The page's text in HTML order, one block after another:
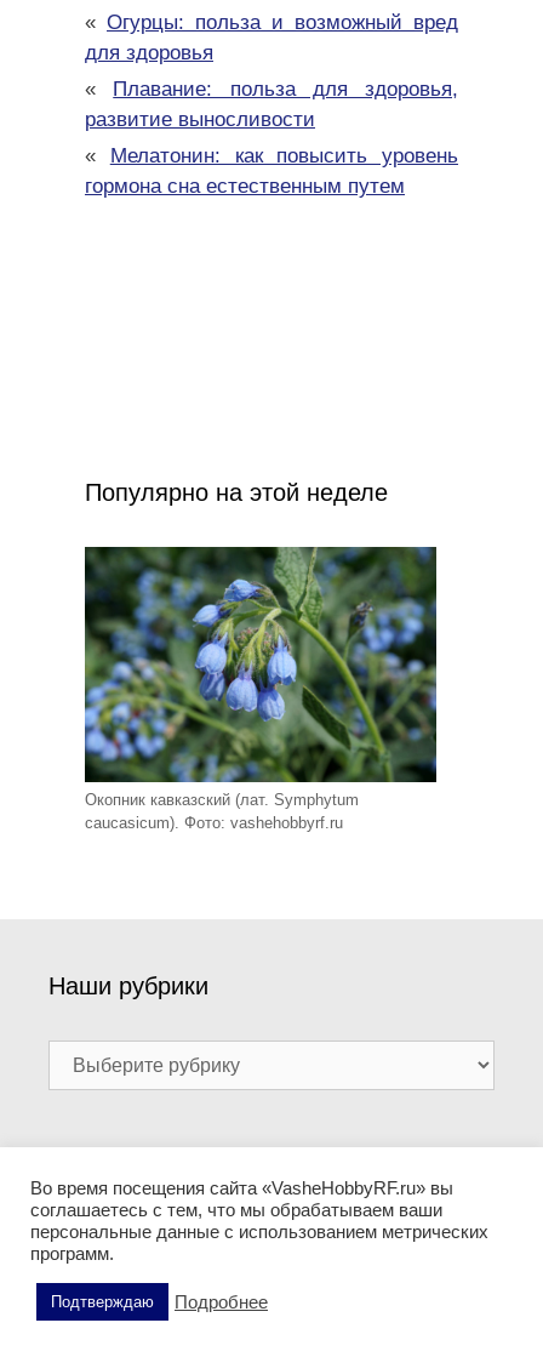
« Огурцы: польза и возможный вред
для здоровья
«
Плавание: польза для здоровья,
развитие выносливости
«
Мелатонин: как повысить уровень
гормона сна естественным путем
Популярно на этой неделе
Окопник кавказский (лат. Symphytum
caucasicum). Фото: vashehobbyrf.ru
Наши рубрики
Наши
рубрики
Поиск по сайту
Поиск:
Во время посещения сайта «VasheHobbyRF.ru» вы
соглашаетесь с тем, что мы обрабатываем ваши
персональные данные с использованием метрических
программ.
Подтверждаю Подробнее